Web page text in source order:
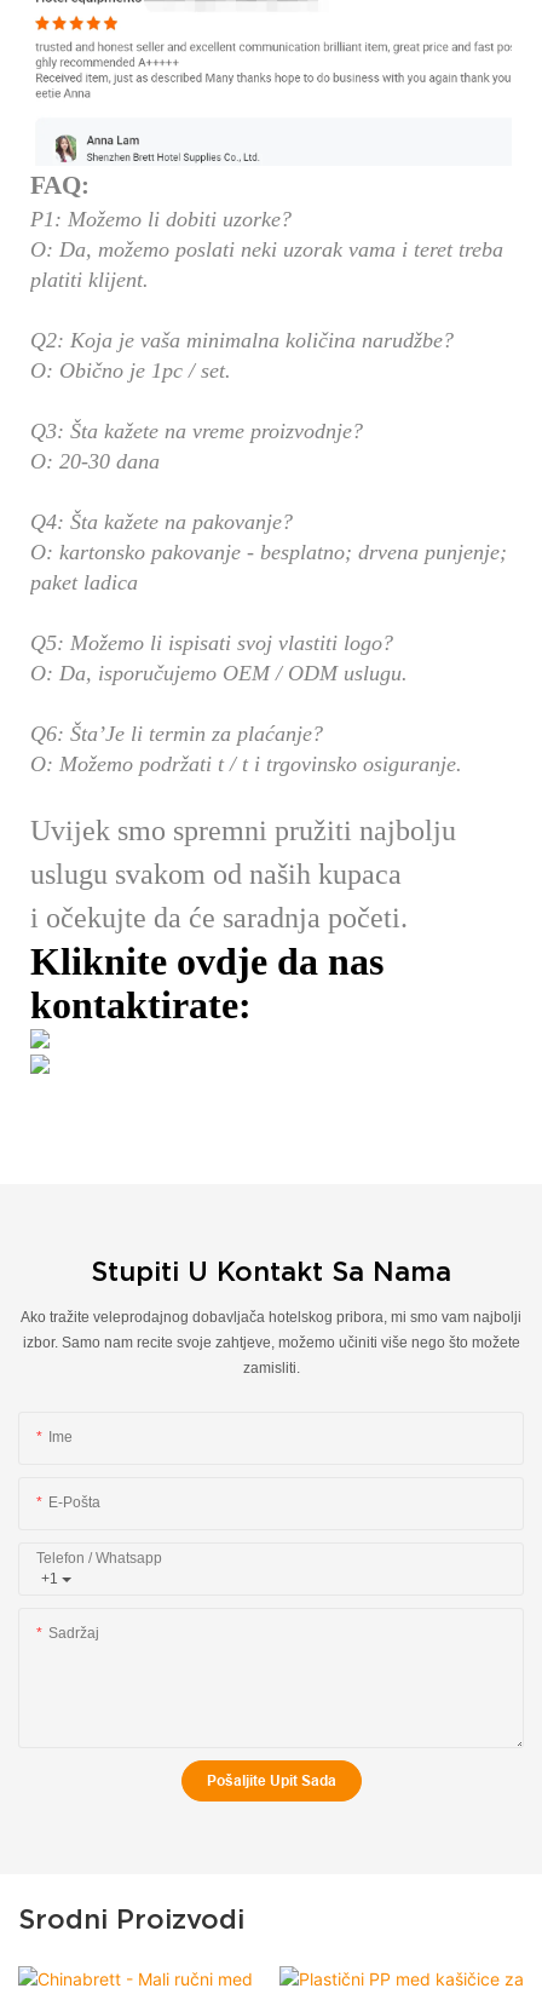
FAQ:
P1: Možemo li dobiti uzorke?
O: Da, možemo poslati neki uzorak vama i teret treba
platiti klijent.
Q2: Koja je vaša minimalna količina narudžbe?
O: Obično je 1pc / set.
Q3: Šta kažete na vreme proizvodnje?
O: 20-30 dana
Q4: Šta kažete na pakovanje?
O: kartonsko pakovanje - besplatno; drvena punjenje;
paket ladica
Q5: Možemo li ispisati svoj vlastiti logo?
O: Da, isporučujemo OEM / ODM uslugu.
Q6: Šta’Je li termin za plaćanje?
O: Možemo podržati t / t i trgovinsko osiguranje.
Uvijek smo spremni pružiti najbolju
uslugu svakom od naših kupaca
i očekujte da će saradnja početi.
Kliknite ovdje da nas
kontaktirate:
Stupiti U Kontakt Sa Nama
Ako tražite veleprodajnog dobavljača hotelskog pribora, mi smo vam najbolji
izbor. Samo nam recite svoje zahtjeve, možemo učiniti više nego što možete
zamisliti.
Ime
E-Pošta
+1
Telefon / Whatsapp
Sadržaj
Pošaljite Upit Sada
Srodni Proizvodi